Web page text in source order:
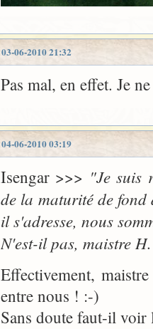
03-06-2010 21:32
Pas mal, en effet. Je
04-06-2010 03:19
Isengar >>> "Je suis
de la maturité de
il s'adresse, nous
N'est-il pas, maistre
Effectivement,
entre nous ! :-)
Sans doute faut-il voir